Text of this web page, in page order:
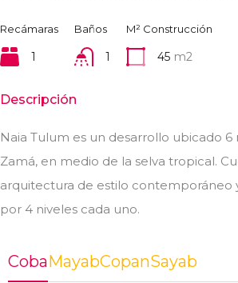
Recámaras
1
Baños
1
M² Construcción
45 m2
Descripción
Naia Tulum es un desarrollo ubicado
Zamá, en medio de la selva tropical.
arquitectura de estilo contemporáneo
por 4 niveles cada uno.
CobaMayabCopanSayab